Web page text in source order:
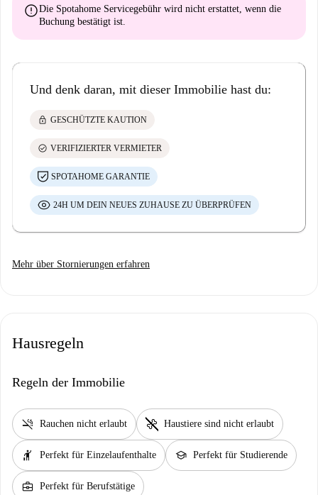
errorDie Spotahome Servicegebühr wird nicht erstattet , wenn die
Buchung bestätigt ist.
Und denk daran, mit dieser Immobilie hast du:
lock GESCHÜTZTE KAUTION
check_circle VERIFIZIERTER VERMIETER
SPOTAHOME GARANTIE
24H UM DEIN NEUES ZUHAUSE ZU ÜBERPRÜFEN
Mehr über Stornierungen erfahren
Hausregeln
Regeln der Immobilie
smoke_free Rauchen nicht erlaubt pet_supplies Haustiere sind nicht erlaubt
hail Perfekt für Einzelaufenthalte school Perfekt für Studierende
business_center Perfekt für Berufstätige